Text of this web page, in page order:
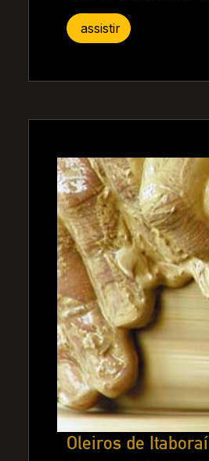
assistir
Oleiros de Itaboraí